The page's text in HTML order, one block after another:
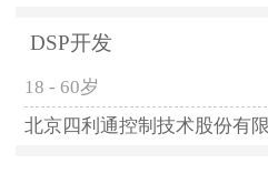
DSP开发
18 - 60岁
北京四利通控制技术股份有